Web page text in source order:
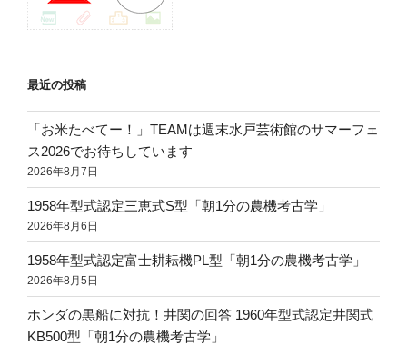
最近の投稿
「お米たべてー！」TEAMは週末水戸芸術館のサマーフェ
ス2026でお待ちしています
2026年8月7日
1958年型式認定三恵式S型「朝1分の農機考古学」
2026年8月6日
1958年型式認定富士耕耘機PL型「朝1分の農機考古学」
2026年8月5日
ホンダの黒船に対抗！井関の回答 1960年型式認定井関式
KB500型「朝1分の農機考古学」